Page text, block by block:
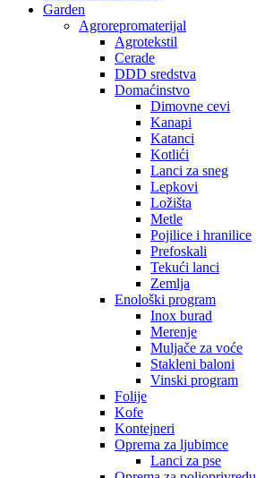
Garden
Agrorepromaterijal
Agrotekstil
Cerade
DDD sredstva
Domaćinstvo
Dimovne cevi
Kanapi
Katanci
Kotlići
Lanci za sneg
Lepkovi
Ložišta
Metle
Pojilice i hranilice
Prefoskali
Tekući lanci
Zemlja
Enološki program
Inox burad
Merenje
Muljače za voće
Stakleni baloni
Vinski program
Folije
Kofe
Kontejneri
Oprema za ljubimce
Lanci za pse